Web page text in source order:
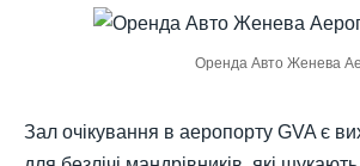
Оренда Авто Женева
Зал очікування в аеропорту GVA є